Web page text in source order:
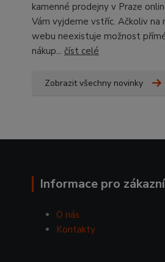
kamenné prodejny v Praze
Vám vyjdeme vstříc. Ačkoliv na
webu neexistuje možnost
nákup... číst celé
Zobrazit všechny novinky
Informace pro
O nás
Kontakty